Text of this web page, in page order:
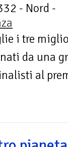
- Nord -
i tre
da una
al